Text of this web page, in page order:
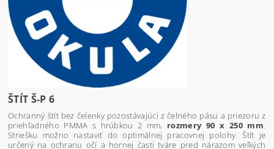
ŠTÍT Š-P 6
Ochranný štít bez čelenky pozostávajúci z čelného pásu a priezoru z
priehľadného PMMA s hrúbkou 2 mm, rozmery 90 x 250 mm
Striešku možno nastaviť do optimálnej pracovnej polohy. Štít je
určený na ochranu očí a hornej časti tváre pred nárazom veľkých